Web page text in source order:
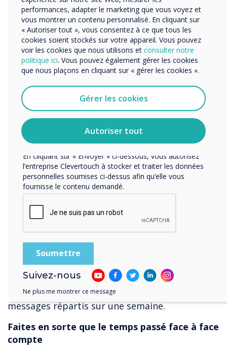
Drive et Dropbox conservent tout au même
endroit. Notre solution de salle de réunion
Launcher a été développée pour accéder
facilement à ces applications lorsque vous
utilisez l'écran de visualisation de la salle de
réunion. De plus, les fonctions de sécurité
intégrées signifient que vos données sont
effacées après la présentation.
Gardez-le transparent
La transparence est essentielle pour la
collaboration à distance. Lorsque vous êtes côte
à côte, il est facile de voir et d'entendre ce sur
quoi les autres travaillent. Lorsque vous êtes à
distance, c'est différent.
L'utilisation d'outils tels que I Done This,
Montage for Teams, Asana ou Trello pour
vérifier l'état d'un projet permet à chacun de
voir facilement ce que font les autres. De cette
façon, toute votre équipe est au courant et la
collaboration à distance semble beaucoup plus
utile qu'une chaîne de messagerie de 30
messages répartis sur une semaine.
Faites en sorte que le temps passé face à face
compte
performances, adapter le marketing que vous voyez et
vous montrer un contenu personnalisé. En cliquant sur
« Autoriser tout », vous consentez à ce que tous les
cookies soient stockés sur votre appareil. Vous pouvez
voir les cookies que nous utilisons et consulter notre
politique ici. Vous pouvez également gérer les cookies
que nous plaçons en cliquant sur « gérer les cookies ».
Gérer les cookies
Autoriser tout
Nous aimerions vous contacter au sujet de nos produits
et services par e-mail, téléphone ou courrier.
J'accepte de recevoir des communications de
Clevertouch.
Vous pouvez vous désabonner de ces communications à
tout moment. Consultez notre Politique de confidentialité
pour en savoir plus sur nos modalités de
désabonnement, nos politiques de confidentialité et sur
notre engagement vis-à-vis de la protection et du respect
de la vie privée.
En cliquant sur « Envoyer » ci-dessous, vous autorisez
l’entreprise Clevertouch à stocker et traiter les données
personnelles soumises ci-dessus afin qu’elle vous
fournisse le contenu demandé.
Suivez-nous
Ne plus me montrer ce message